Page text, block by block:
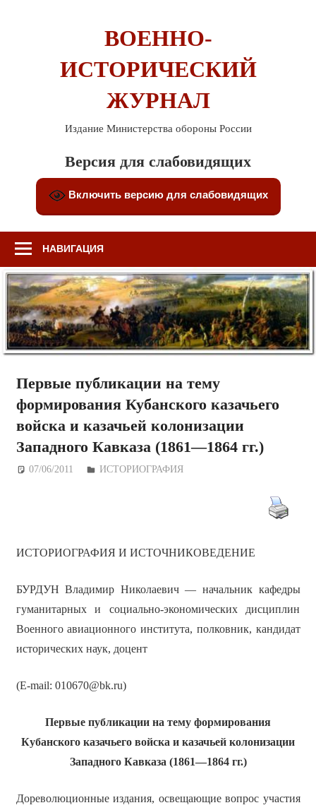
ВОЕННО-
ИСТОРИЧЕСКИЙ
ЖУРНАЛ
Издание Министерства обороны России
Версия для слабовидящих
Включить версию для слабовидящих
НАВИГАЦИЯ
Первые публикации на тему
формирования Кубанского казачьего
войска и казачьей колонизации
Западного Кавказа (1861—1864 гг.)
07/06/2011 Дежурный по Редакции
ИСТОРИОГРАФИЯ
ИСТОРИОГРАФИЯ И ИСТОЧНИКОВЕДЕНИЕ
БУРДУН Владимир Николаевич— начальник кафедры
гуманитарных и социально-экономических дисциплин
Военного авиационного института, полковник, кандидат
исторических наук, доцент
(E-mail: 010670@bk.ru)
Первые публикации на тему формирования
Кубанского казачьего войска и казачьей колонизации
Западного Кавказа (1861—1864 гг.)
Дореволюционные издания, освещающие вопрос участия